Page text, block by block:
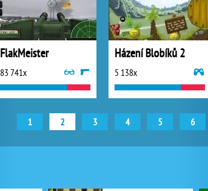
FlakMeister
83 741x
Házení Blobíků 2
5 138x
1 2 3 4 5 6